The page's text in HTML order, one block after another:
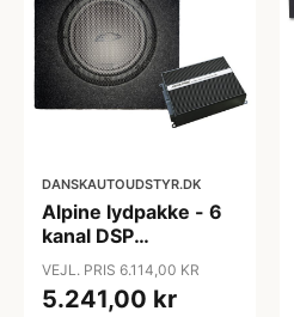
DANSKAUTOUDSTYR.DK
Alpine lydpakke - 6
kanal DSP
forstærker og
subwoofer til VW T6
/ T6.1
VEJL. PRIS 6.114,00 KR
5.241,00 kr